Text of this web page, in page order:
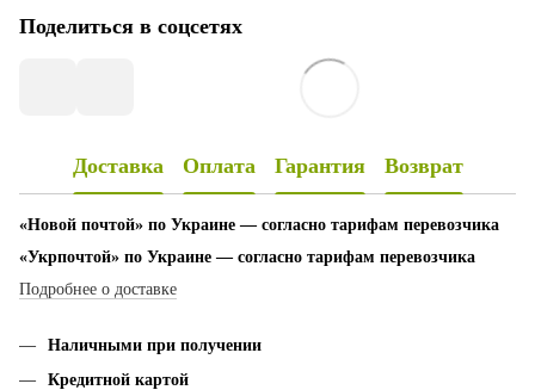
Поделиться в соцсетях
Доставка Оплата Гарантия Возврат
«Новой почтой» по Украине — согласно тарифам перевозчика
«Укрпочтой» по Украине — согласно тарифам перевозчика
Подробнее о доставке
Наличными при получении
Кредитной картой